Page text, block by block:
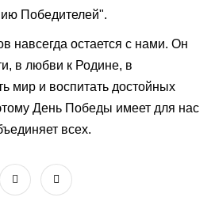
Победителей".
навсегда остается с нами. Он
в любви к Родине, в
мир и воспитать достойных
День Победы имеет для нас
всех.